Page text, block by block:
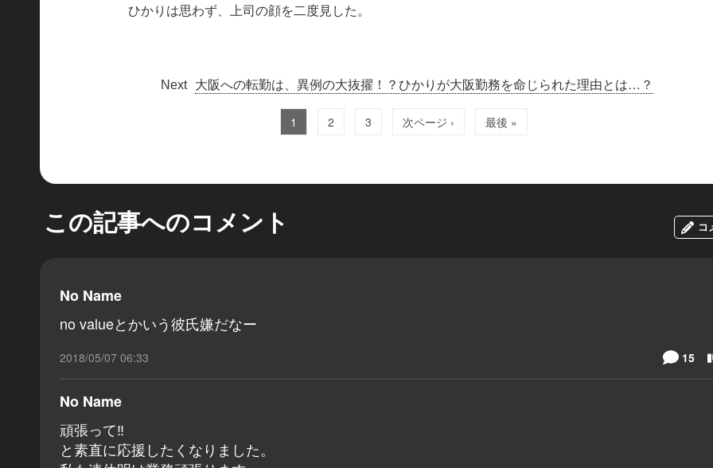
ひかりは思わず、上司の顔を二度見した。
大阪への転勤は、異例の大抜擢！？ひかりが大阪勤務を命じられた理由とは…？
1 2 3 次ページ › 最後 »
この記事へのコメント コ
No Name
no valueとかいう彼氏嫌だなー
2018/05/07 06:33 15
No Name
頑張って‼︎
と素直に応援したくなりました。